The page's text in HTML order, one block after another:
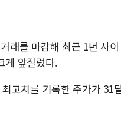
래를 마감해 최근 1년 사
게 앞질렀다.
고치를 기록한 주가가 31